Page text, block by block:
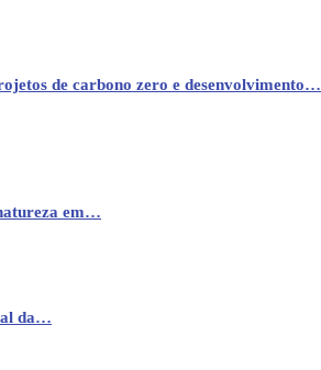
de carbono zero e desenvolvimento…
em…
da…